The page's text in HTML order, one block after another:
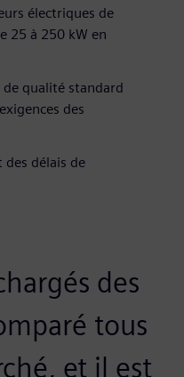
électriques de
25 à 250 kW en
qualité standard
des
délais de
des
tous
et il est